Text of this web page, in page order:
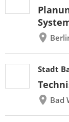
Stadt
Bad